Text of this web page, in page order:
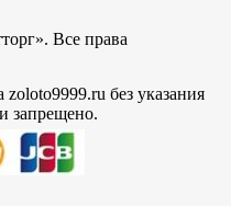
Все права
без указания
запрещено.